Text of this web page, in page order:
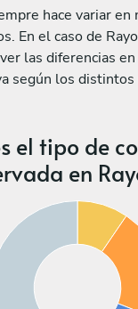
hace variar en
En el caso de
las diferencias
según los
el tipo de
en